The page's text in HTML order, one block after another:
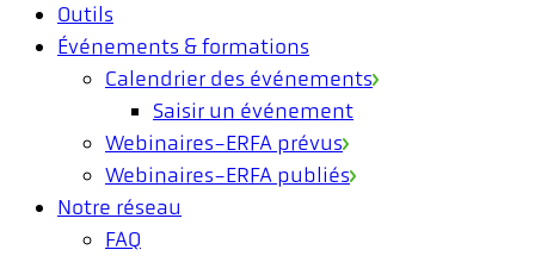
Outils
Événements & formations
Calendrier des événements
Saisir un événement
Webinaires-ERFA prévus
Webinaires-ERFA publiés
Notre réseau
FAQ